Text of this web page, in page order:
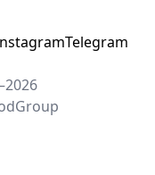
Telegram